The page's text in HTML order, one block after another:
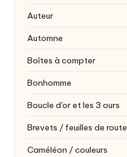
Auteur
Automne
Boîtes à compter
Bonhomme
Boucle d'or et les 3 ours
Brevets / feuilles de route
Caméléon / couleurs